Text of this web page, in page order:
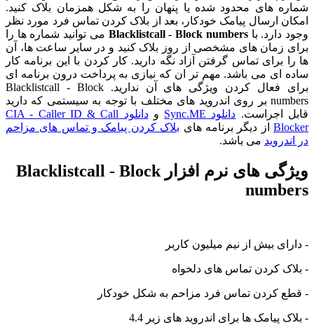
شماره های محدود شده یا پنهان را به شکل همزمان بلاک کنید.
امکان ارسال پیامک خودکار، بعد از بلاک کردن تماس فرد مورد نظر
وجود دارد. باBlacklistcall - Block numbers می توانید شماره ها را
برای زمان های مشخصی از روز بلاک کنید و در سایر ساعت ها، آن
ها را برای تماس گرفتن آزاد نگه دارید. کار کردن با این برنامه کار
ساده ای می باشد. مهم تر ان که نیازی به پرداخت درون برنامه ای
برای فعال کردن ویژگی های آن ندارید. Blacklistcall - Block
numbers بر روی اندروید های مختلف با توجه به سیستمی که دارید
قابل اجراست. دانلود Sync.ME و
دانلود CIA - Caller ID & Call
Blockerاز دیگر برنامه های بلاک کردن پیامک و تماس های مزاحم
در اندروید می باشد.
ویژگی های نرم افزار Blacklistcall - Block
numbers
- دارای بیش از نیم میلیون کاربر
- بلاک کردن تماس های دلخواه
- قطع کردن تماس فرد مزاحم به شکل خودکار
- بلاک پیامک ها برای اندروید های زیر 4.4